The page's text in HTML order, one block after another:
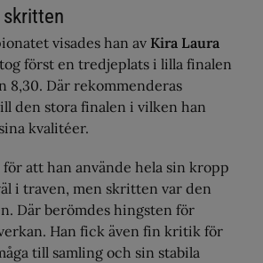
visades han av Kira Laura
först en tredjeplats i lilla finalen
8,30. Där rekommenderas
den stora finalen i vilken han
kvalitéer.
att han använde hela sin kropp
i traven, men skritten var den
Där berömdes hingsten för
Han fick även fin kritik för
till samling och sin stabila